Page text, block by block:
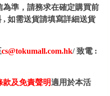
為準，請務求在確定購買前
如需送貨請填寫詳細送貨
cs@tokumall.com.hk/ 致電 :
款及免責聲明適用於本活